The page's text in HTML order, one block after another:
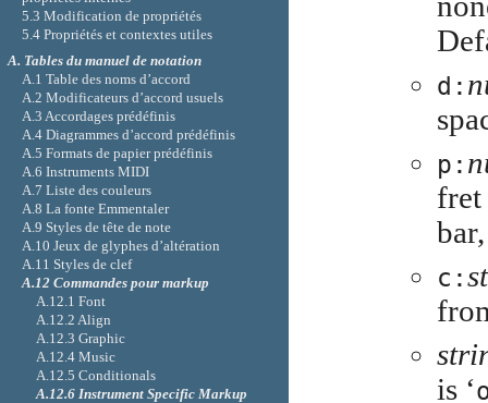
d:
p:
fret
c:
is ‘
5.3 Modification de propriétés
5.4 Propriétés et contextes utiles
A. Tables du manuel de notation
A.1 Table des noms d’accord
A.2 Modificateurs d’accord usuels
A.3 Accordages prédéfinis
A.4 Diagrammes d’accord prédéfinis
A.5 Formats de papier prédéfinis
A.6 Instruments MIDI
A.7 Liste des couleurs
A.8 La fonte Emmentaler
A.9 Styles de tête de note
A.10 Jeux de glyphes d’altération
A.11 Styles de clef
A.12 Commandes pour markup
A.12.1 Font
A.12.2 Align
A.12.3 Graphic
A.12.4 Music
A.12.5 Conditionals
A.12.6 Instrument Specific Markup